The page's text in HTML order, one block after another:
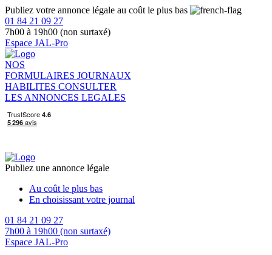
Publiez votre annonce légale au coût le plus bas
01 84 21 09 27
7h00 à 19h00 (non surtaxé)
Espace JAL-Pro
NOS
FORMULAIRES JOURNAUX
HABILITES CONSULTER
LES ANNONCES LEGALES
Publiez une annonce légale
Au coût le plus bas
En choisissant votre journal
01 84 21 09 27
7h00 à 19h00 (non surtaxé)
Espace JAL-Pro